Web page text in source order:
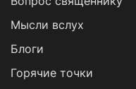
Мысли вслух
Блоги
Горячие точки